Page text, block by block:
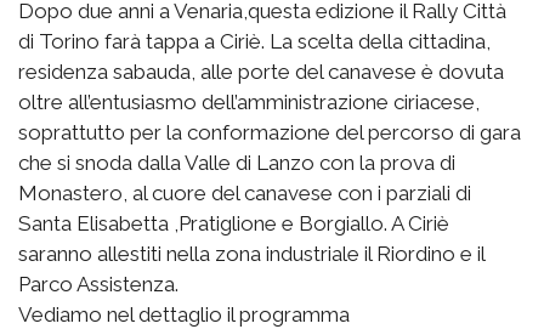
Dopo due anni a Venaria,questa edizione il Rally Città
di Torino farà tappa a Ciriè. La scelta della cittadina,
residenza sabauda, alle porte del canavese è dovuta
oltre all’entusiasmo dell’amministrazione ciriacese,
soprattutto per la conformazione del percorso di gara
che si snoda dalla Valle di Lanzo con la prova di
Monastero, al cuore del canavese con i parziali di
Santa Elisabetta ,Pratiglione e Borgiallo. A Ciriè
saranno allestiti nella zona industriale il Riordino e il
Parco Assistenza.
Vediamo nel dettaglio il programma